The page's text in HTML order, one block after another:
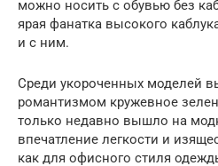
можно носить с обувью без
ярая фанатка высокого
и с ним.
Среди укороченных моделей
романтизмом кружевное
только недавно вышло на
впечатление легкости и
как для офисного стиля